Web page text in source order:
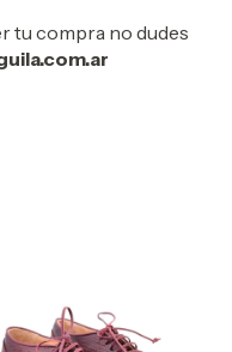
tu compra no dudes